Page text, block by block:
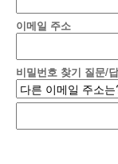
이메일 주소
비밀번호 찾기 질문/